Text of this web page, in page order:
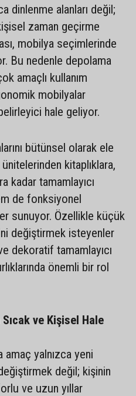
dinlenme alanları değil;
zaman geçirme
mobilya seçimlerinde
Bu nedenle depolama
amaçlı kullanım
mobilyalar
hale geliyor.
bütünsel olarak ele
kitaplıklara,
kadar tamamlayıcı
de fonksiyonel
sunuyor. Özellikle küçük
değiştirmek isteyenler
dekoratif tamamlayıcı
önemli bir rol
ve Kişisel Hale
yalnızca yeni
değil; kişinin
ve uzun yıllar